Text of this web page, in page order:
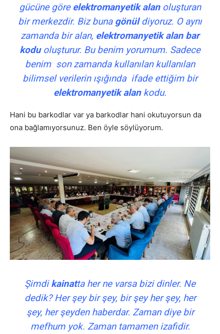
gücüne göre elektromanyetik alanoluşturan
bir merkezdir. Biz buna gönüldiyoruz. O aynı
zamanda bir alan, elektromanyetik alan bar
koduoluşturur. Bu benim yorumum. Sadece
benim son zamanda kullanılan kullanılan
bilimsel verilerin ışığında ifade ettiğim bir
elektromanyetik alankodu.
Hani bu barkodlar var ya barkodlar hani okutuyorsun da
ona bağlamıyorsunuz. Ben öyle söylüyorum.
Şimdikainatta her ne varsa bizi dinler. Ne
dedik? Her şey bir şey, bir şey her şey, her
şey, her şeyden haberdar. Zaman diye bir
mefhum yok. Zaman tamamen izafidir.